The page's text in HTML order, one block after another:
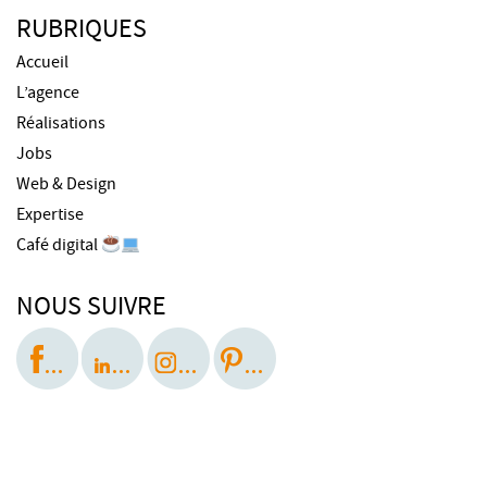
RUBRIQUES
Accueil
L’agence
Réalisations
Jobs
Web & Design
Expertise
Café digital
NOUS SUIVRE